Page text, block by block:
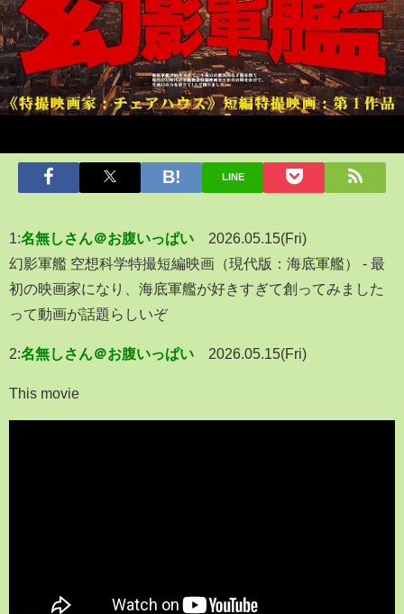
LINE
1:名無しさん＠お腹いっぱい
2026.05.15(Fri)
幻影軍艦 空想科学特撮短編映画（現代版：海底軍艦） - 最
初の映画家になり、海底軍艦が好きすぎて創ってみました
って動画が話題らしいぞ
2:名無しさん＠お腹いっぱい 2026.05.15(Fri)
This movie